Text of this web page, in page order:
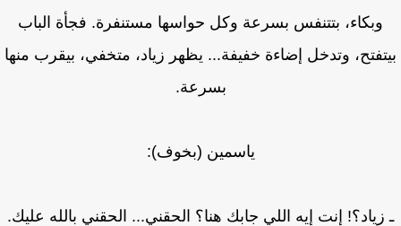
وبكاء، بتتنفس بسرعة وكل حواسها مستنفرة. فجأة الباب
وتدخل إضاءة خفيفة... يظهر زياد، متخفي، بيقرب منها
بسرعة.
ياسمين (بخوف):
إنت إيه اللي جابك هنا؟ الحقني... الحقني بالله عليك.